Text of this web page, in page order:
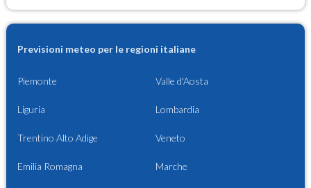
Previsioni meteo per le regioni italiane
Piemonte Valle d'Aosta
Liguria Lombardia
Trentino Alto Adige Veneto
Emilia Romagna Marche